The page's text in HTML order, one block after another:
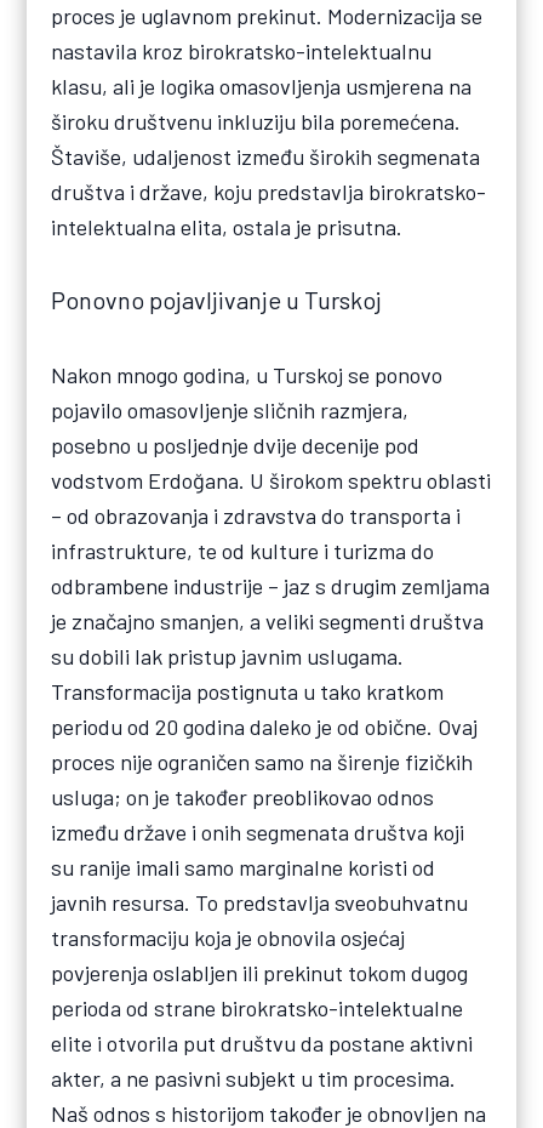
proces je uglavnom prekinut. Modernizacija se
nastavila kroz birokratsko-intelektualnu
klasu, ali je logika omasovljenja usmjerena na
široku društvenu inkluziju bila poremećena.
Štaviše, udaljenost između širokih segmenata
društva i države, koju predstavlja birokratsko-
intelektualna elita, ostala je prisutna.
Ponovno pojavljivanje u Turskoj
Nakon mnogo godina, u Turskoj se ponovo
pojavilo omasovljenje sličnih razmjera,
posebno u posljednje dvije decenije pod
vodstvom Erdoğana. U širokom spektru oblasti
– od obrazovanja i zdravstva do transporta i
infrastrukture, te od kulture i turizma do
odbrambene industrije – jaz s drugim zemljama
je značajno smanjen, a veliki segmenti društva
su dobili lak pristup javnim uslugama.
Transformacija postignuta u tako kratkom
periodu od 20 godina daleko je od obične. Ovaj
proces nije ograničen samo na širenje fizičkih
usluga; on je također preoblikovao odnos
između države i onih segmenata društva koji
su ranije imali samo marginalne koristi od
javnih resursa. To predstavlja sveobuhvatnu
transformaciju koja je obnovila osjećaj
povjerenja oslabljen ili prekinut tokom dugog
perioda od strane birokratsko-intelektualne
elite i otvorila put društvu da postane aktivni
akter, a ne pasivni subjekt u tim procesima.
Naš odnos s historijom također je obnovljen na